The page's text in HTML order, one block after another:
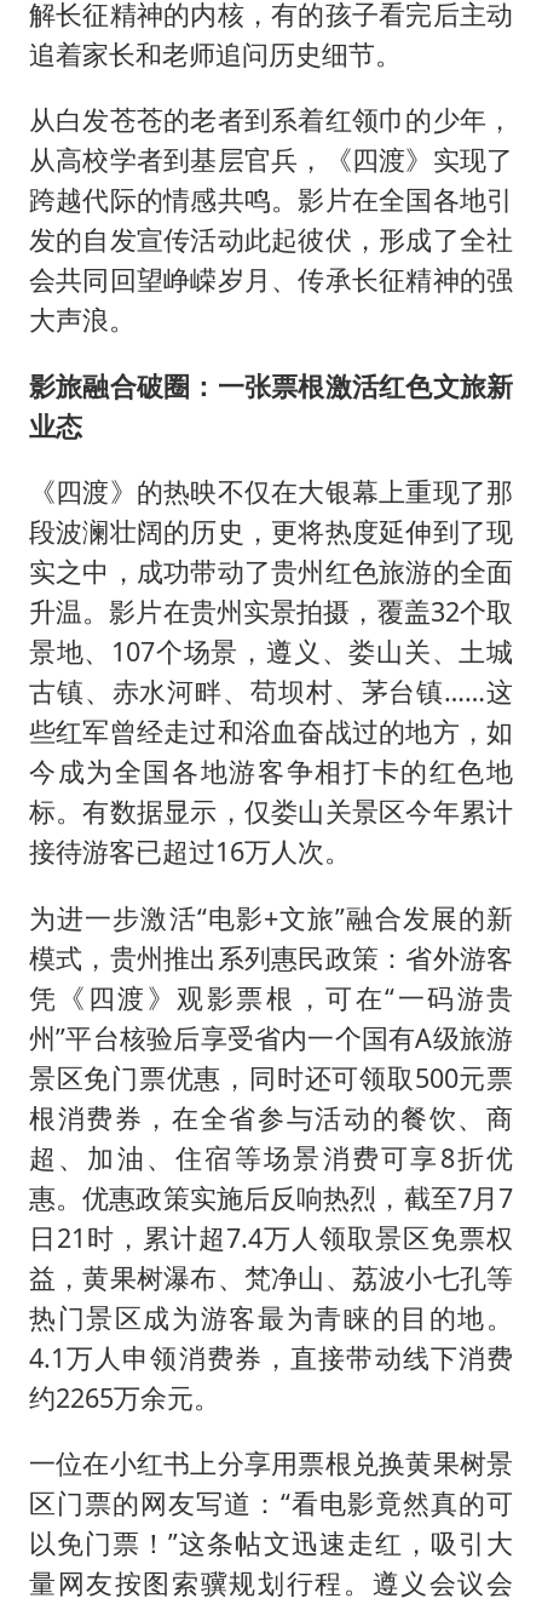
解长征精神的内核，有的孩子看完后主动
追着家长和老师追问历史细节。
从白发苍苍的老者到系着红领巾的少年，
从高校学者到基层官兵，《四渡》实现了
跨越代际的情感共鸣。影片在全国各地引
发的自发宣传活动此起彼伏，形成了全社
会共同回望峥嵘岁月、传承长征精神的强
大声浪。
影旅融合破圈：一张票根激活红色文旅新
业态
《四渡》的热映不仅在大银幕上重现了那
段波澜壮阔的历史，更将热度延伸到了现
实之中，成功带动了贵州红色旅游的全面
升温。影片在贵州实景拍摄，覆盖32个取
景地、107个场景，遵义、娄山关、土城
古镇、赤水河畔、苟坝村、茅台镇……这
些红军曾经走过和浴血奋战过的地方，如
今成为全国各地游客争相打卡的红色地
标。有数据显示，仅娄山关景区今年累计
接待游客已超过16万人次。
为进一步激活“电影+文旅”融合发展的新
模式，贵州推出系列惠民政策：省外游客
凭《四渡》观影票根，可在“一码游贵
州”平台核验后享受省内一个国有A级旅游
景区免门票优惠，同时还可领取500元票
根消费券，在全省参与活动的餐饮、商
超、加油、住宿等场景消费可享8折优
惠。优惠政策实施后反响热烈，截至7月7
日21时，累计超7.4万人领取景区免票权
益，黄果树瀑布、梵净山、荔波小七孔等
热门景区成为游客最为青睐的目的地。
4.1万人申领消费券，直接带动线下消费
约2265万余元。
一位在小红书上分享用票根兑换黄果树景
区门票的网友写道：“看电影竟然真的可
以免门票！”这条帖文迅速走红，吸引大
量网友按图索骥规划行程。遵义会议会